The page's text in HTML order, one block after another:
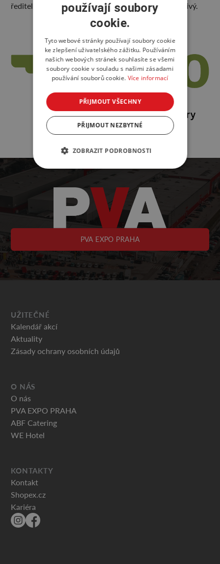
ředitel společnosti ABF, a.s. Martin František Přívetivý.
PVA EXPO PRAHA
UŽITEČNÉ
Kalendář akcí
Aktuality
Zásady ochrany osobních údajů
O NÁS
O nás
PVA EXPO PRAHA
ABF Catering
WE Hotel
KONTAKTY
Kontakt
Shopex.cz
Kariéra
používají soubory
cookie.
Tyto webové stránky používají soubory cookie
ke zlepšení uživatelského zážitku. Používáním
našich webových stránek souhlasíte se všemi
soubory cookie v souladu s našimi zásadami
používání souborů cookie. Více informací
PŘIJMOUT VŠECHNY
PŘIJMOUT NEZBYTNÉ
ZOBRAZIT PODROBNOSTI